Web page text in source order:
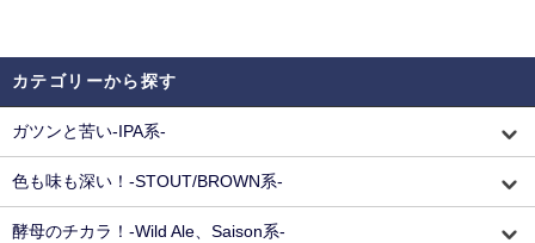
カテゴリーから探す
ガツンと苦い-IPA系-
色も味も深い！-STOUT/BROWN系-
酵母のチカラ！-Wild Ale、Saison系-